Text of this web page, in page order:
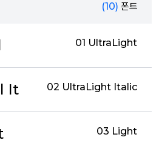
(10) 폰트
01 UltraLight
It 02 UltraLight Italic
03 Light